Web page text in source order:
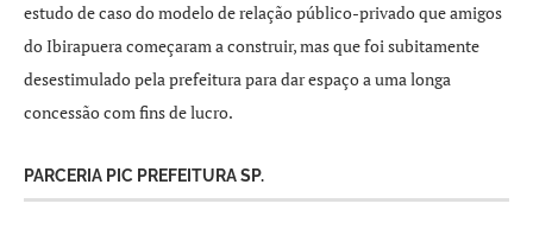
estudo de caso do modelo de relação público-privado que amigos
do Ibirapuera começaram a construir, mas que foi subitamente
desestimulado pela prefeitura para dar espaço a uma longa
concessão com fins de lucro.
PARCERIA PIC PREFEITURA SP.